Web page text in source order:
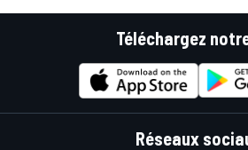
Téléchargez
Réseaux